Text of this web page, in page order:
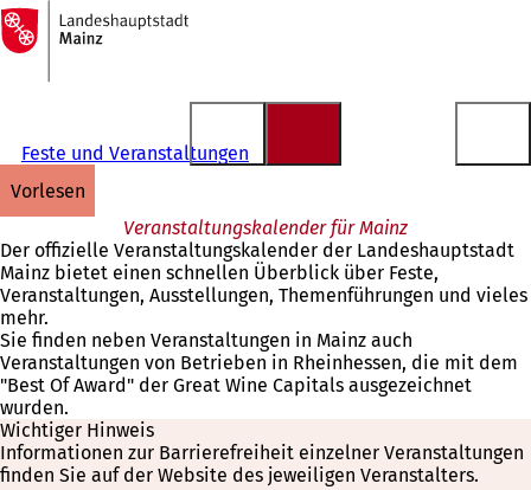
Inhalt anspringen
Zur
Startseite
Feste und Veranstaltungen
vorlesen
Veranstaltungskalender für Mainz
Der offizielle Veranstaltungskalender der Landeshauptstadt
Mainz bietet einen schnellen Überblick über Feste,
Veranstaltungen, Ausstellungen, Themenführungen und vieles
mehr.
Sie finden neben Veranstaltungen in Mainz auch
Veranstaltungen von Betrieben in Rheinhessen, die mit dem
"Best Of Award" der Great Wine Capitals ausgezeichnet
wurden.
Wichtiger Hinweis
Informationen zur Barrierefreiheit einzelner Veranstaltungen
finden Sie auf der Website des jeweiligen Veranstalters.